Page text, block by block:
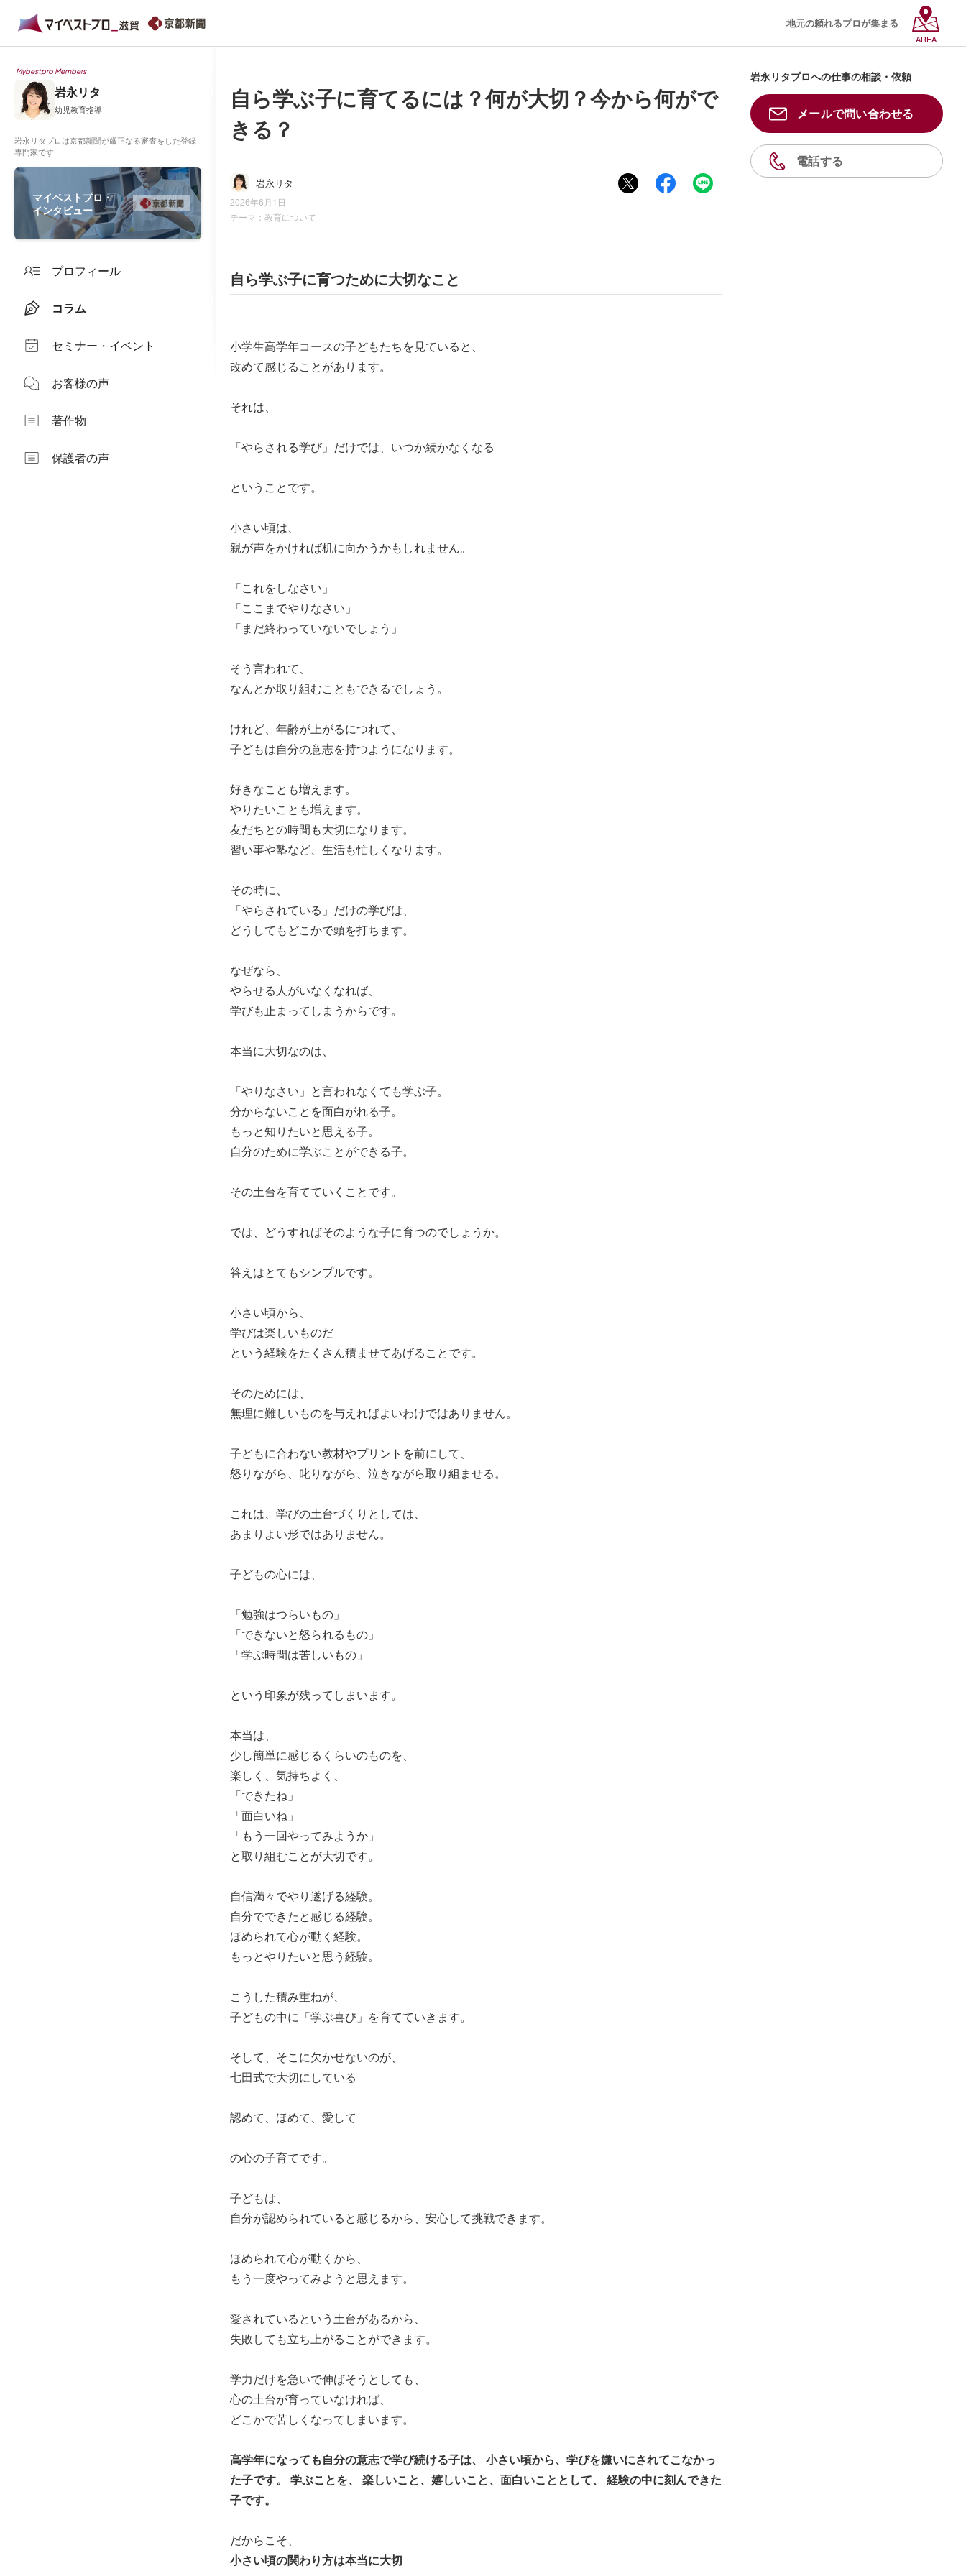
地元の頼れるプロが集まる
AREA
Mybestpro Members
岩永リタ
幼児教育指導
岩永リタプロは京都新聞が厳正なる審査をした登録
専門家です
マイベストプロ・
インタビュー
プロフィール
コラム
セミナー・イベント
お客様の声
著作物
保護者の声
自ら学ぶ子に育てるには？何が大切？今から何がで
きる？
岩永リタ
2026年6月1日
テーマ： 教育について
自ら学ぶ子に育つために大切なこと
小学生高学年コースの子どもたちを見ていると、
改めて感じることがあります。
それは、
「やらされる学び」だけでは、いつか続かなくなる
ということです。
小さい頃は、
親が声をかければ机に向かうかもしれません。
「これをしなさい」
「ここまでやりなさい」
「まだ終わっていないでしょう」
そう言われて、
なんとか取り組むこともできるでしょう。
けれど、年齢が上がるにつれて、
子どもは自分の意志を持つようになります。
好きなことも増えます。
やりたいことも増えます。
友だちとの時間も大切になります。
習い事や塾など、生活も忙しくなります。
その時に、
「やらされている」だけの学びは、
どうしてもどこかで頭を打ちます。
なぜなら、
やらせる人がいなくなれば、
学びも止まってしまうからです。
本当に大切なのは、
「やりなさい」と言われなくても学ぶ子。
分からないことを面白がれる子。
もっと知りたいと思える子。
自分のために学ぶことができる子。
その土台を育てていくことです。
では、どうすればそのような子に育つのでしょうか。
答えはとてもシンプルです。
小さい頃から、
学びは楽しいものだ
という経験をたくさん積ませてあげることです。
そのためには、
無理に難しいものを与えればよいわけではありません。
子どもに合わない教材やプリントを前にして、
怒りながら、叱りながら、泣きながら取り組ませる。
これは、学びの土台づくりとしては、
あまりよい形ではありません。
子どもの心には、
「勉強はつらいもの」
「できないと怒られるもの」
「学ぶ時間は苦しいもの」
という印象が残ってしまいます。
本当は、
少し簡単に感じるくらいのものを、
楽しく、気持ちよく、
「できたね」
「面白いね」
「もう一回やってみようか」
と取り組むことが大切です。
自信満々でやり遂げる経験。
自分でできたと感じる経験。
ほめられて心が動く経験。
もっとやりたいと思う経験。
こうした積み重ねが、
子どもの中に「学ぶ喜び」を育てていきます。
そして、そこに欠かせないのが、
七田式で大切にしている
認めて、ほめて、愛して
の心の子育てです。
子どもは、
自分が認められていると感じるから、安心して挑戦できます。
ほめられて心が動くから、
もう一度やってみようと思えます。
愛されているという土台があるから、
失敗しても立ち上がることができます。
学力だけを急いで伸ばそうとしても、
心の土台が育っていなければ、
どこかで苦しくなってしまいます。
高学年になっても自分の意志で学び続ける子は、 小さい頃から、学びを嫌いにされてこなかっ
た子です。 学ぶことを、 楽しいこと、嬉しいこと、面白いこととして、 経験の中に刻んできた
子です。
だからこそ、
小さい頃の関わり方は本当に大切
岩永リタプロへの仕事の相談・依頼
メールで問い合わせる
電話する